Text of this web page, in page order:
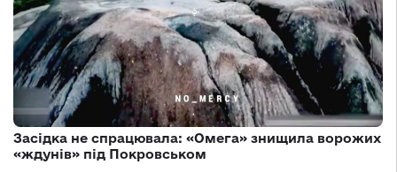
Засідка не спрацювала: «Омега» знищила ворожих
«ждунів» під Покровськом